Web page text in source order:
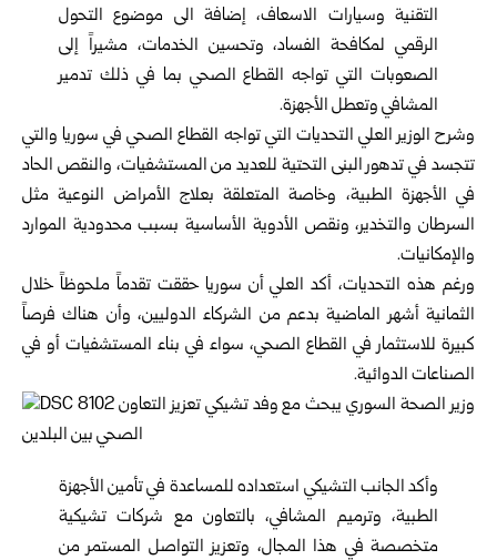
التقنية وسيارات الاسعاف، إضافة الى موضوع التحول
الرقمي لمكافحة الفساد، وتحسين الخدمات، مشيراً إلى
الصعوبات التي تواجه القطاع الصحي بما في ذلك تدمير
المشافي وتعطل الأجهزة.
وشرح الوزير العلي التحديات التي تواجه القطاع الصحي في سوريا والتي
تتجسد في تدهور البنى التحتية للعديد من المستشفيات، والنقص الحاد
في الأجهزة الطبية، وخاصة المتعلقة بعلاج الأمراض النوعية مثل
السرطان والتخدير، ونقص الأدوية الأساسية بسبب محدودية الموارد
والإمكانيات.
ورغم هذه التحديات، أكد العلي أن سوريا حققت تقدماً ملحوظاً خلال
الثمانية أشهر الماضية بدعم من الشركاء الدوليين، وأن هناك فرصاً
كبيرة للاستثمار في القطاع الصحي، سواء في بناء المستشفيات أو في
الصناعات الدوائية.
وأكد الجانب التشيكي استعداده للمساعدة في تأمين الأجهزة
الطبية، وترميم المشافي، بالتعاون مع شركات تشيكية
متخصصة في هذا المجال، وتعزيز التواصل المستمر من